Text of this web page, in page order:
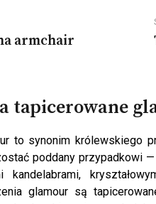
armchair
tapicerowane
to synonim królewskiego
poddany przypadkowi
kandelabrami,
glamour są